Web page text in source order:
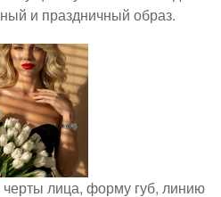
и праздничный образ.
лица, форму губ, линию